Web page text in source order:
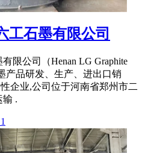
工石墨有限公司
限公司（Henan LG Graphite
产品研发、生产、进出口销
企业,公司位于河南省郑州市二
输 .